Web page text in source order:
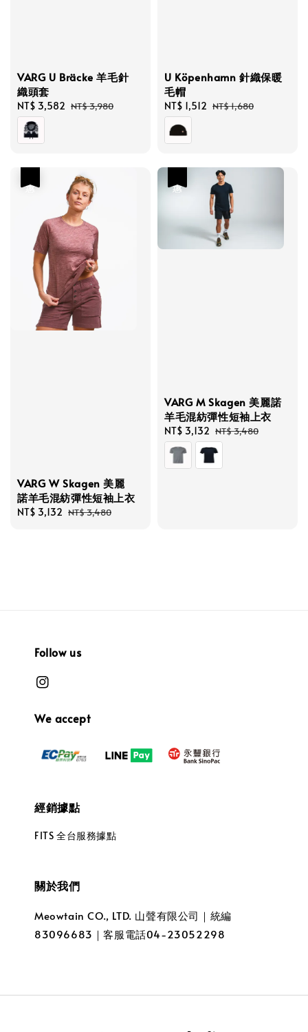
VARG U Bräcke 羊毛針
織頭套
Sale
price
NT$ 3,582 Regular
NT$ 3,980
U Köpenhamn 針織保暖
毛帽
Sale
price
NT$ 1,512 Regular
NT$ 1,680
VARG W Skagen 美麗
諾羊毛混紡彈性短袖上衣
Sale
NT$ 3,132 Regular
NT$ 3,480
VARG M Skagen 美麗諾
羊毛混紡彈性短袖上衣
Sale
price
NT$ 3,132 Regular
price
NT$ 3,480
Follow us
We accept
經銷據點
FITS 全台服務據點
關於我們
Meowtain CO., LTD. 山聲有限公司｜統編
83096683｜客服電話04-23052298